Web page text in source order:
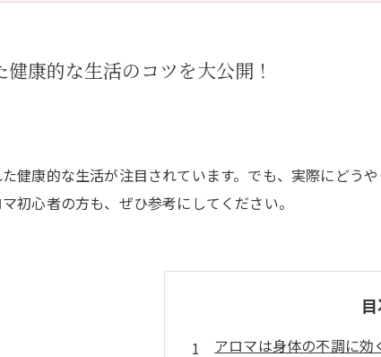
健康的な生活のコツを大公開！
健康的な生活が注目されています。でも、実際にどう
初心者の方も、ぜひ参考にしてください。
アロマは身体の不調に効